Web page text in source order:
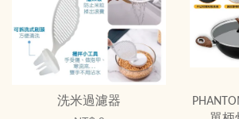
洗米過濾器